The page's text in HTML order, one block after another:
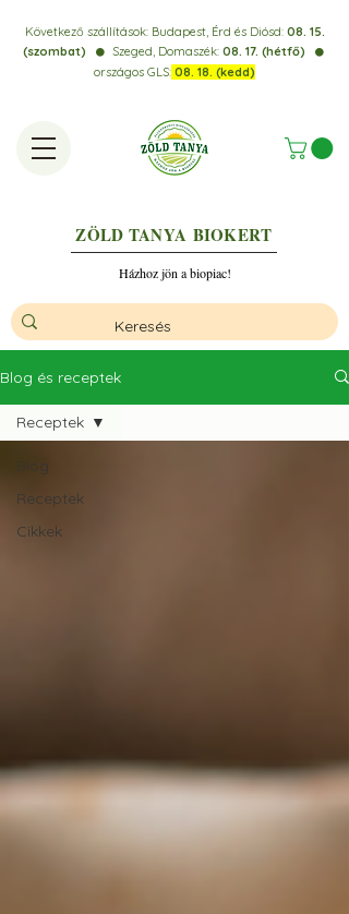
ZÖLD TANYA BIOKERT
Házhoz jön a biopiac!
Következő szállítások: Budapest, Érd és Diósd:08. 15.
(szombat)
⚫️ Szeged, Domaszék: 08. 17. (hétfő) ⚫️
országos GLS: 08. 18. (kedd)
Blog és receptek
Blog
Receptek
Cikkek
Receptek